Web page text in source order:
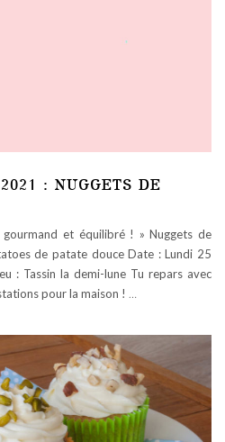
: NUGGETS DE
et équilibré ! » Nuggets de
de patate douce Date : Lundi 25
: Tassin la demi-lune Tu repars avec
pour la maison ! …